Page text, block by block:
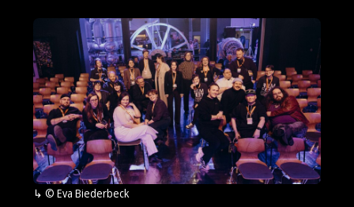
© Eva Biederbeck